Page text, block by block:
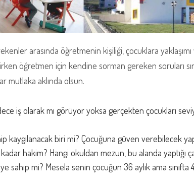
arasında öğretmenin kişiliği, çocuklara
öğretmen için kendine sorman gereken soruları
mutlaka aklında olsun.
iş olarak mı görüyor yoksa gerçekten çocukları
kaygılanacak biri mi? Çocuğuna güven verebilecek
hakim? Hangi okuldan mezun, bu alanda yaptığı
sahip mi? Mesela senin çocuğun 36 aylık ama sınıfta